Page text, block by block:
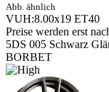
Abb. ähnlich
VUH:8.00x19 ET40
Preise werden erst
5DS 005 Schwarz
BORBET